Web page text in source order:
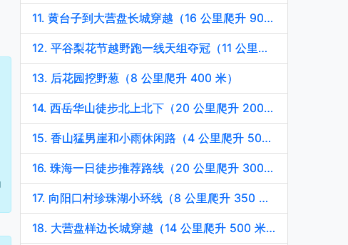
11. 黄台子到大营盘长城穿越（16 公里爬升 900 米）
12. 平谷梨花节越野跑一线天组夺冠（11 公里爬升 400 米）
13. 后花园挖野葱（8 公里爬升 400 米）
14. 西岳华山徒步北上北下（20 公里爬升 2000 米）
15. 香山猛男崖和小雨休闲路（4 公里爬升 500 米）
16. 珠海一日徒步推荐路线（20 公里爬升 300 米）
17. 向阳口村珍珠湖小环线（8 公里爬升 350 米）
18. 大营盘样边长城穿越（14 公里爬升 500 米）